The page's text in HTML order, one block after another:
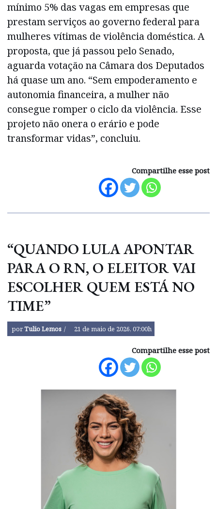
mínimo 5% das vagas em empresas que
prestam serviços ao governo federal para
mulheres vítimas de violência doméstica. A
proposta, que já passou pelo Senado,
aguarda votação na Câmara dos Deputados
há quase um ano. “Sem empoderamento e
autonomia financeira, a mulher não
consegue romper o ciclo da violência. Esse
projeto não onera o erário e pode
transformar vidas”, concluiu.
Compartilhe esse post
“QUANDO LULA APONTAR
PARA O RN, O ELEITOR VAI
ESCOLHER QUEM ESTÁ NO
TIME”
porTulio Lemos 21 de maio de 2026, 07:00h
Compartilhe esse post